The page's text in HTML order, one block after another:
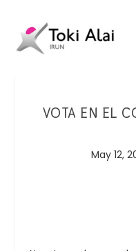
VOTA EN EL
May 12,